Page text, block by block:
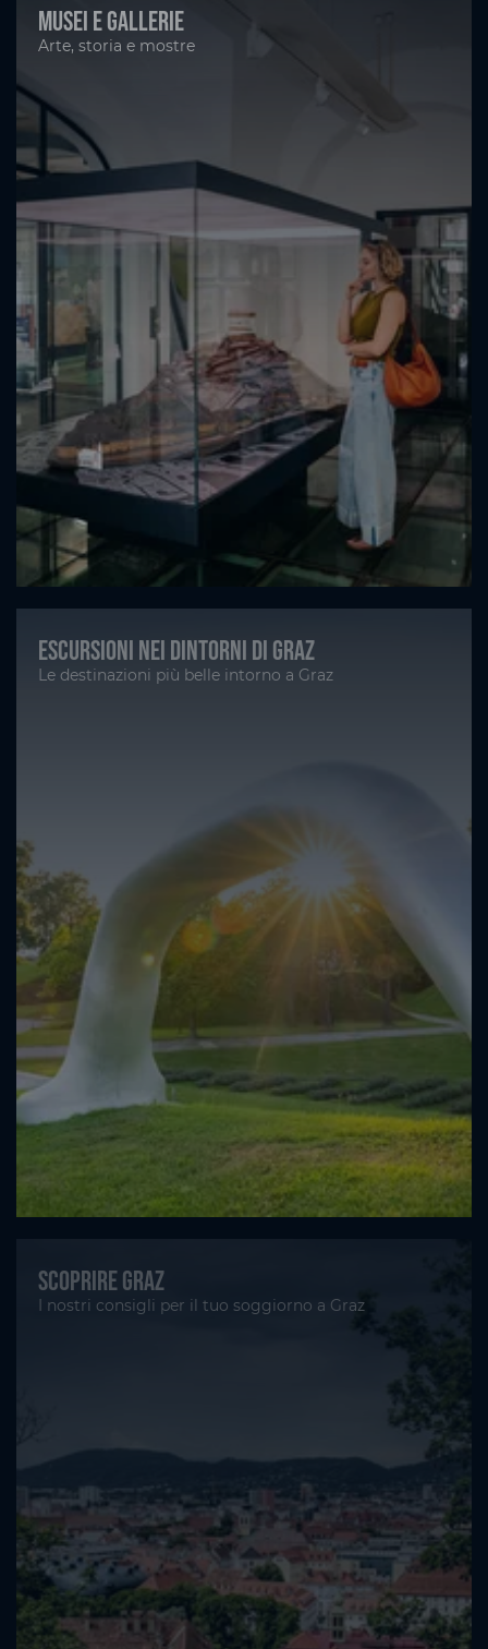
Musei e gallerie
Arte, storia e mostre
Escursioni nei dintorni di Graz
Le destinazioni più belle intorno a Graz
Scoprire Graz
I nostri consigli per il tuo soggiorno a Graz